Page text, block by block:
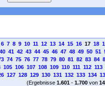
6 7 8 9 10 11 12 13 14 15 1617 18
40 41 42 43 44 45 46 47 48 49 50 51
74 75 76 77 78 79 80 81 82 83 84
105 106 107 108 109 110 111 112 113
127 128 129 130 131 132 133 134
(Ergebnisse 1.601- 1.700von